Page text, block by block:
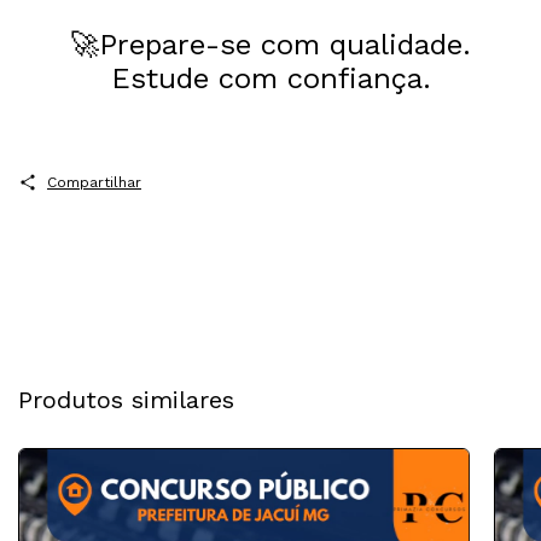
🚀Prepare-se com qualidade.
Estude com confiança.
Compartilhar
Produtos similares